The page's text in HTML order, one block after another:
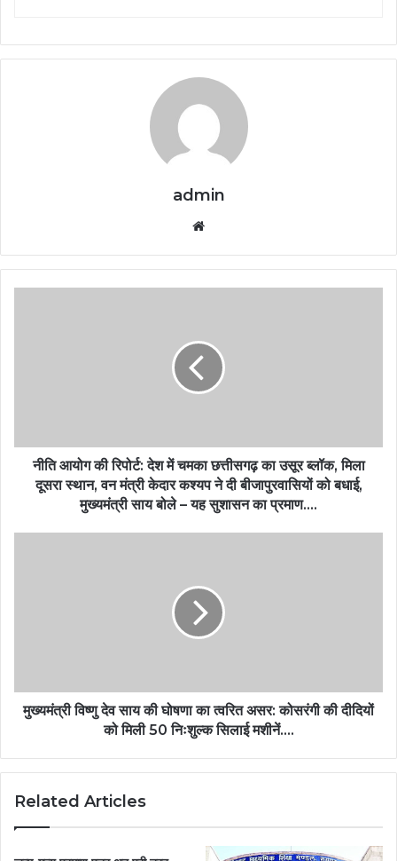
admin
नीति आयोग की रिपोर्ट: देश में चमका छत्तीसगढ़ का उसूर ब्लॉक, मिला
दूसरा स्थान, वन मंत्री केदार कश्यप ने दी बीजापुरवासियों को बधाई,
मुख्यमंत्री साय बोले – यह सुशासन का प्रमाण….
मुख्यमंत्री विष्णु देव साय की घोषणा का त्वरित असर: कोसरंगी की दीदियों
को मिली 50 निःशुल्क सिलाई मशीनें….
Related Articles